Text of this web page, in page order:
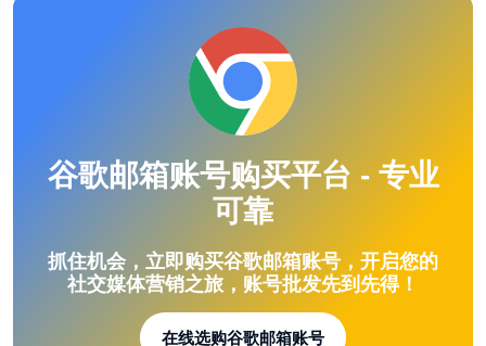
谷歌邮箱账号购买平台 - 专业
可靠
抓住机会，立即购买谷歌邮箱账号，开启您的
社交媒体营销之旅，账号批发先到先得！
在线选购谷歌邮箱账号